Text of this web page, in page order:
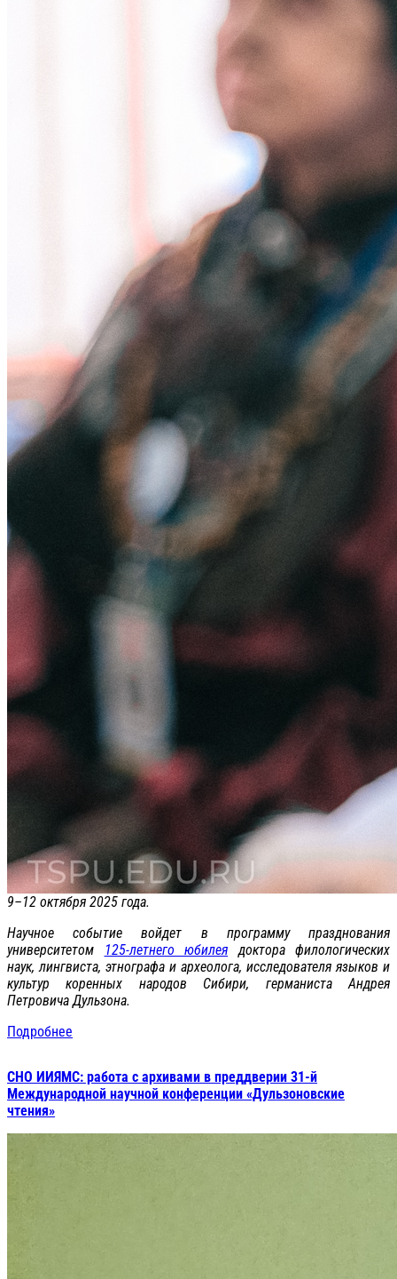
9–12 октября 2025 года.
Научное событие войдет в программу празднования
университетом
125-летнего юбилея доктора филологических
наук, лингвиста, этнографа и археолога, исследователя языков и
культур коренных народов Сибири, германиста Андрея
Петровича Дульзона.
Подробнее
СНО ИИЯМС: работа с архивами в преддверии 31-й
Международной научной конференции «Дульзоновские
чтения»